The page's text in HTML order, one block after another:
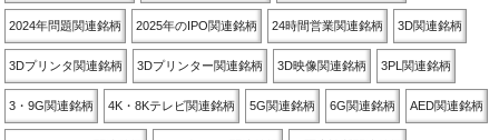
2024年問題関連銘柄 2025年のIPO関連銘柄 24時間営業関連銘柄 3D関連銘柄
3Dプリンタ関連銘柄 3Dプリンター関連銘柄 3D映像関連銘柄 3PL関連銘柄
3・9G関連銘柄 4K・8Kテレビ関連銘柄 5G関連銘柄 6G関連銘柄 AED関連銘柄